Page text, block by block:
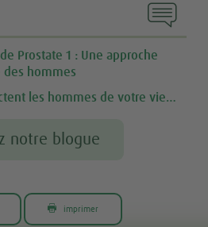

Prostate 1 : Une approche
des hommes
les hommes de votre vie…
notre blogue
 imprimer